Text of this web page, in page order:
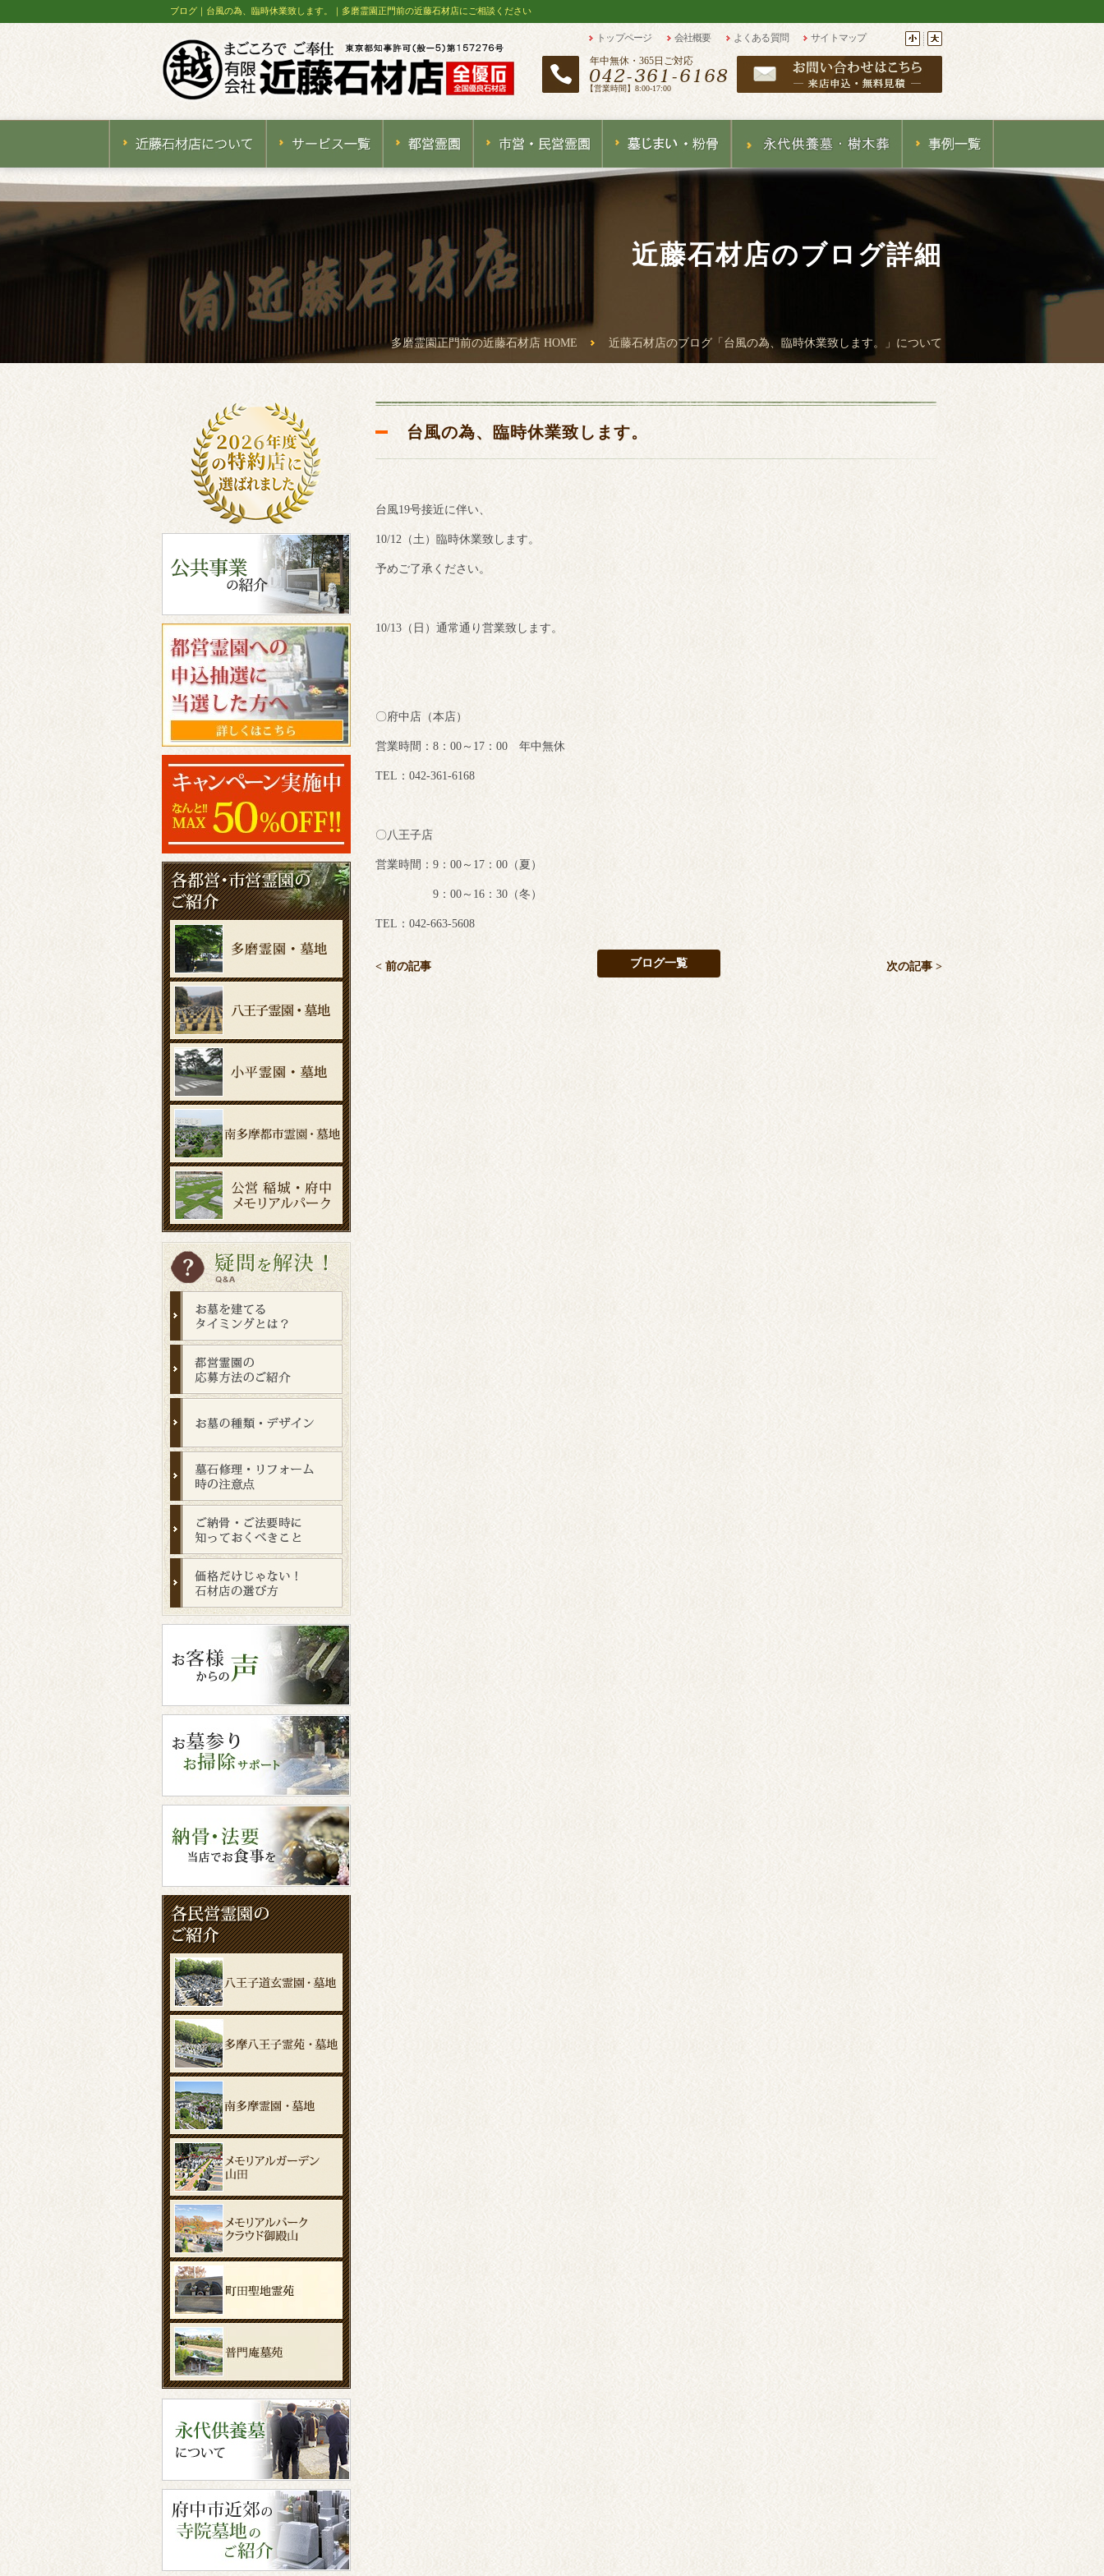
ブログ｜台風の為、臨時休業致します。｜多磨霊園正門前の近藤石材店にご相談ください
トップページ 会社概要 よくある質問
サイトマップ
年中無休・365日ご対応
【営業時間】8:00-17:00
近藤石材店のブログ詳細
多磨霊園正門前の近藤石材店 HOME 近藤石材店のブログ「台風の為、臨時休業致します。」について
台風の為、臨時休業致します。
台風19号接近に伴い、
10/12（土）臨時休業致します。
予めご了承ください。
10/13（日）通常通り営業致します。
〇府中店（本店）
営業時間：8：00～17：00 年中無休
TEL：042-361-6168
〇八王子店
営業時間：9：00～17：00（夏）
9：00～16：30（冬）
TEL：042-663-5608
< 前の記事 ブログ一覧 次の記事 >